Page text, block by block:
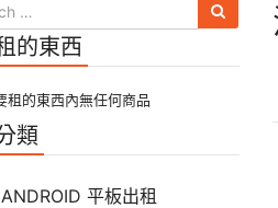
的東西
租的東西內無任何商品
類
平板出租